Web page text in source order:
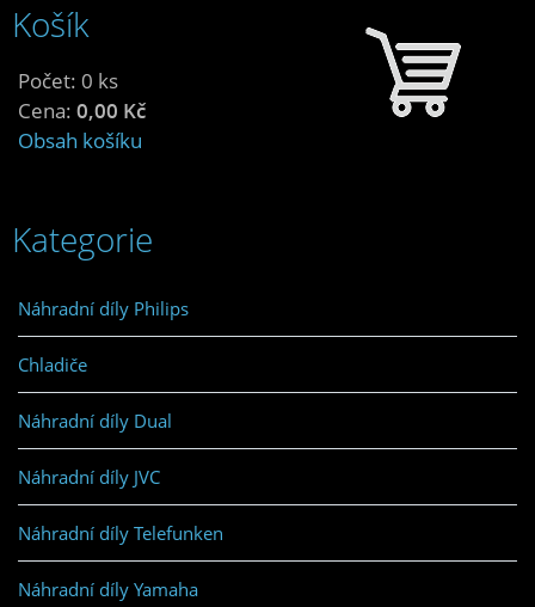
Košík
Počet: 0 ks
Cena: 0,00 Kč
Obsah košíku
Kategorie
Náhradní díly Philips
Chladiče
Náhradní díly Dual
Náhradní díly JVC
Náhradní díly Telefunken
Náhradní díly Yamaha